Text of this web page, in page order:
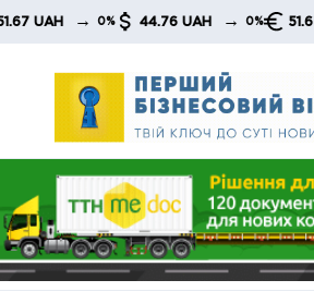
Skip
→ 0% 44.76 UAH → 0% 51.67 UAH